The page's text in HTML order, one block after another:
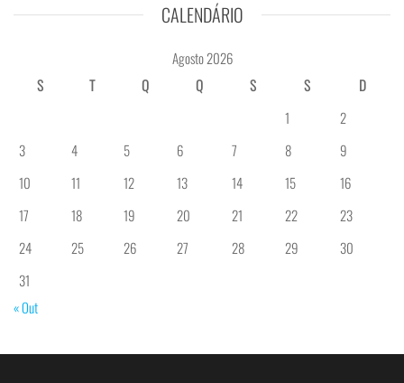
CALENDÁRIO
Agosto 2026
S
T Q Q S S
D
1
2
3
4 5 6 7 8
9
10
11 12 13 14 15
16
17
18 19 20 21 22
23
24
25 26 27 28 29
30
31
« Out